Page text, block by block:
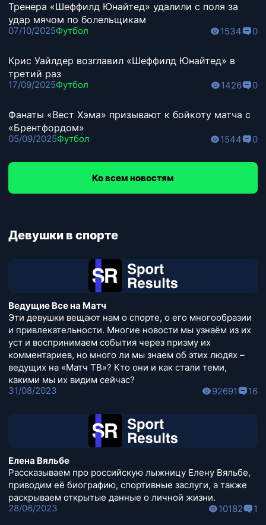
Тренера «Шеффилд Юнайтед» удалили с поля за
удар мячом по болельщикам
07/10/2025Футбол 1534 0
Крис Уайлдер возглавил «Шеффилд Юнайтед» в
третий раз
17/09/2025Футбол 1426 0
Фанаты «Вест Хэма» призывают к бойкоту матча с
«Брентфордом»
05/09/2025Футбол 1544 0
Ко всем новостям
Девушки в спорте
Ведущие Все на Матч
Эти девушки вещают нам о спорте, о его многообразии
и привлекательности. Многие новости мы узнаём из их
уст и воспринимаем события через призму их
комментариев, но много ли мы знаем об этих людях –
ведущих на «Матч ТВ»? Кто они и как стали теми,
какими мы их видим сейчас?
31/08/2023
92691 16
Елена Вяльбе
Рассказываем про российскую лыжницу Елену Вяльбе,
приводим её биографию, спортивные заслуги, а также
раскрываем открытые данные о личной жизни.
28/06/2023
10182 1